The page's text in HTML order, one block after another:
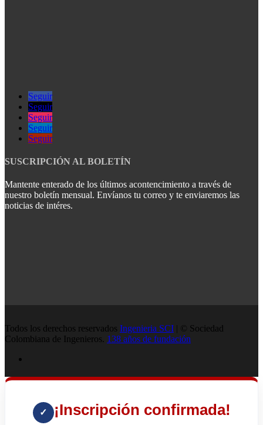
Seguir
Seguir
Seguir
Seguir
Seguir
SUSCRIPCIÓN AL BOLETÍN
Mantente enterado de los últimos acontencimiento a través de
nuestro boletín mensual. Envíanos tu correo y te enviaremos las
noticias de intéres.
Todos los derechos reservados Ingenieria SCI | © Sociedad
Colombiana de Ingenieros. 138 años de fundación
✓ ¡Inscripción confirmada!